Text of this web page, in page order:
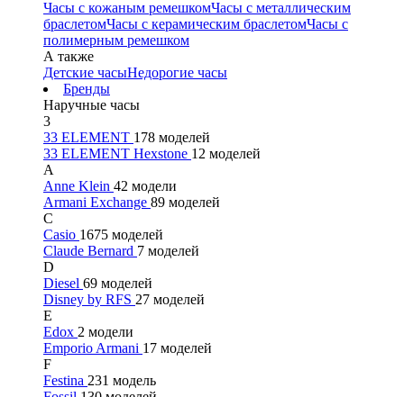
Часы с кожаным ремешкомЧасы с металлическим
браслетомЧасы с керамическим браслетомЧасы с
полимерным ремешком
А также
Детские часыНедорогие часы
Бренды
Наручные часы
3
33 ELEMENT 178 моделей
33 ELEMENT Hexstone 12 моделей
A
Anne Klein 42 модели
Armani Exchange 89 моделей
C
Casio 1675 моделей
Claude Bernard 7 моделей
D
Diesel 69 моделей
Disney by RFS 27 моделей
E
Edox 2 модели
Emporio Armani 17 моделей
F
Festina 231 модель